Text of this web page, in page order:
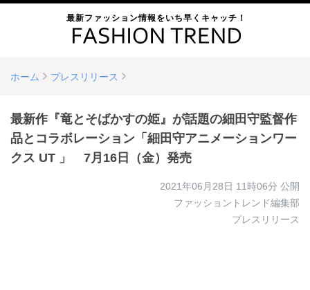
最新ファッション情報をいち早くキャッチ！
ホーム プレスリリース
最新作『竜とそばかすの姫』が話題の細田守監督作
品とコラボレーション「細田守アニメーションワー
クス UT 」 7月16日（金）発売
2021年06月28日 11時06分 公開
ファッショントレンド編集部
プレスリリース